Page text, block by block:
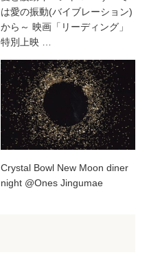
は愛の振動(バイブレーション)
から～ 映画「リーディング」
特別上映 …
Crystal Bowl New Moon diner
night @Ones Jingumae